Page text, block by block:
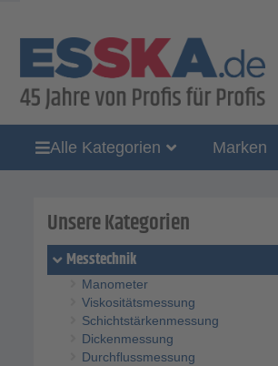
Alle Kategorien Marken
Unsere Kategorien
Messtechnik
Manometer
Viskositätsmessung
Schichtstärkenmessung
Dickenmessung
Durchflussmessung